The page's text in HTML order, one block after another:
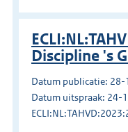
Discipline 's
Datum publicatie:
Datum uitspraak: 24-